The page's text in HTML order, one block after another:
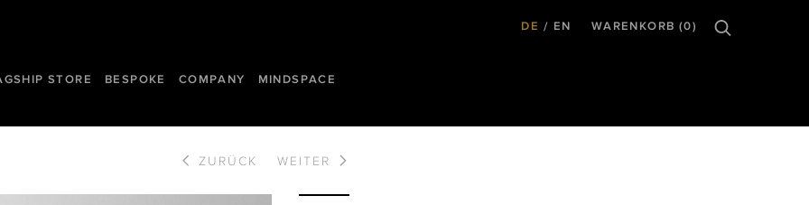
DE EN WARENKORB (0)
STORE BESPOKE COMPANY MINDSPACE
ZURÜCK WEITER